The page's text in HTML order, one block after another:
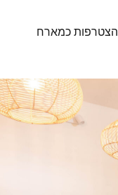
הצטרפות כמארח